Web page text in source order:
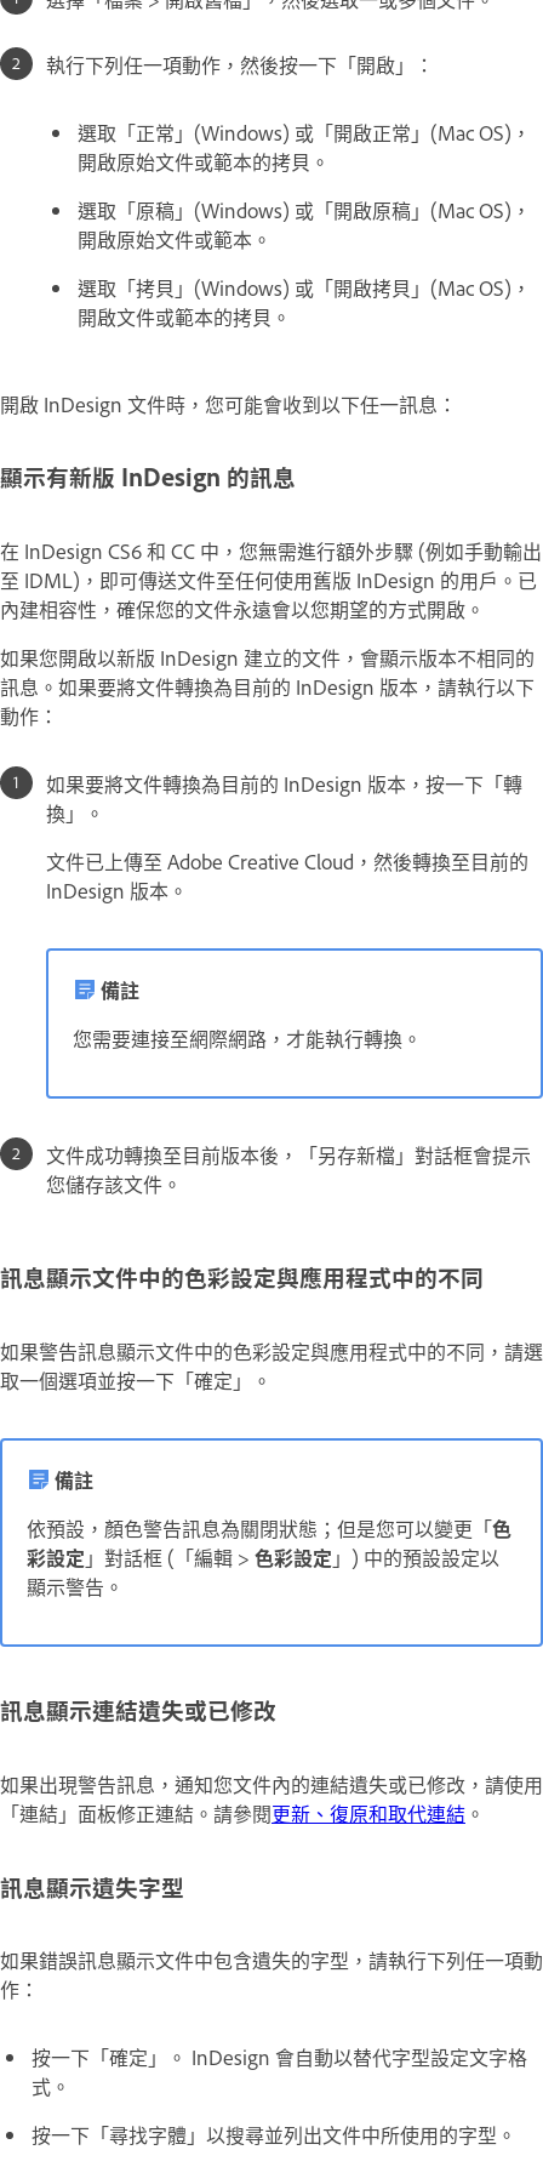
執行下列任一項動作，然後按一下「開啟」：
選取「正常」(Windows) 或「開啟正常」(Mac OS)，
開啟原始文件或範本的拷貝。
選取「原稿」(Windows) 或「開啟原稿」(Mac OS)，
開啟原始文件或範本。
選取「拷貝」(Windows) 或「開啟拷貝」(Mac OS)，
開啟文件或範本的拷貝。
開啟 InDesign 文件時，您可能會收到以下任一訊息：
顯示有新版 InDesign 的訊息
在 InDesign CS6 和 CC 中，您無需進行額外步驟 (例如手動輸出
至 IDML)，即可傳送文件至任何使用舊版 InDesign 的用戶。已
內建相容性，確保您的文件永遠會以您期望的方式開啟。
如果您開啟以新版 InDesign 建立的文件，會顯示版本不相同的
訊息。如果要將文件轉換為目前的 InDesign 版本，請執行以下
動作：
如果要將文件轉換為目前的 InDesign 版本，按一下「轉
換」。
文件已上傳至 Adobe Creative Cloud，然後轉換至目前的
InDesign 版本。
備註
您需要連接至網際網路，才能執行轉換。
文件成功轉換至目前版本後，「另存新檔」對話框會提示
您儲存該文件。
訊息顯示文件中的色彩設定與應用程式中的不同
如果警告訊息顯示文件中的色彩設定與應用程式中的不同，請選
取一個選項並按一下「確定」。
備註
依預設，顏色警告訊息為關閉狀態；但是您可以變更「色
彩設定 」對話框 (「編輯 > 色彩設定 」) 中的預設設定以
顯示警告。
訊息顯示連結遺失或已修改
如果出現警告訊息，通知您文件內的連結遺失或已修改，請使用
「連結」面板修正連結。請參閱更新、復原和取代連結 。
訊息顯示遺失字型
如果錯誤訊息顯示文件中包含遺失的字型，請執行下列任一項動
作：
按一下「確定」。 InDesign 會自動以替代字型設定文字格
式。
按一下「尋找字體」以搜尋並列出文件中所使用的字型。